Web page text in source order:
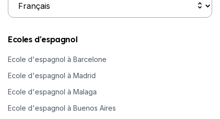
Ecoles d'espagnol
Ecole d'espagnol à Barcelone
Ecole d'espagnol à Madrid
Ecole d'espagnol à Malaga
Ecole d'espagnol à Buenos Aires